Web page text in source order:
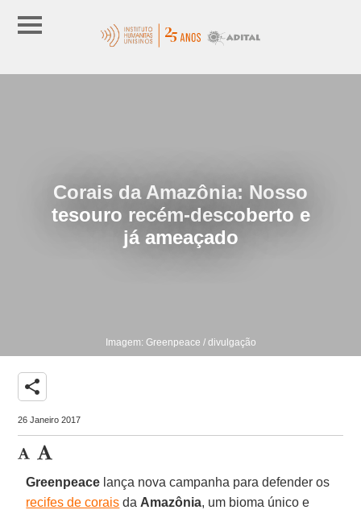
Corais da Amazônia: Nosso
tesouro recém-descoberto e
já ameaçado
Imagem: Greenpeace / divulgação
share
26 Janeiro 2017
Greenpeace lança nova campanha para defender os
recifes de corais da Amazônia, um bioma único e